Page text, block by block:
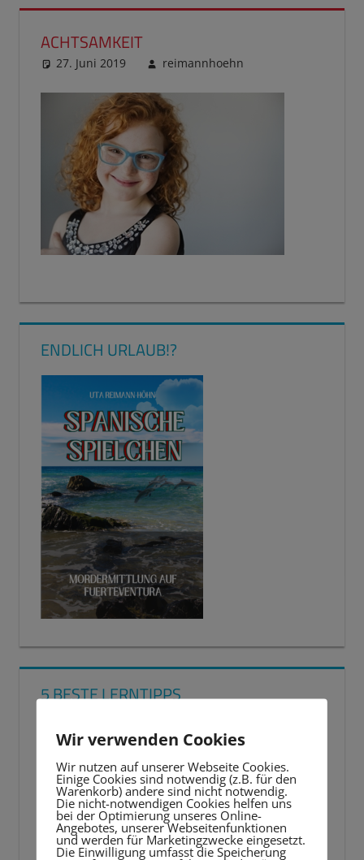
ACHTSAMKEIT
27. Juni 2019 reimannhoehn
ENDLICH URLAUB!?
5 BESTE LERNTIPPS
Video-
Wir verwenden Cookies
Wir nutzen auf unserer Webseite Cookies.
Einige Cookies sind notwendig (z.B. für den
Warenkorb) andere sind nicht notwendig.
Die nicht-notwendigen Cookies helfen uns
bei der Optimierung unseres Online-
Angebotes, unserer Webseitenfunktionen
und werden für Marketingzwecke eingesetzt.
Die Einwilligung umfasst die Speicherung